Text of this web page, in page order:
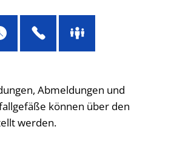
Abmeldungen und
können über den
werden.